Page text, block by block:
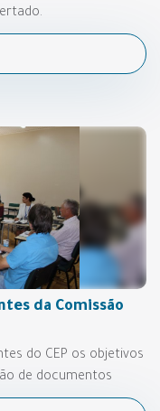
da Comissão
do CEP os objetivos
de documentos